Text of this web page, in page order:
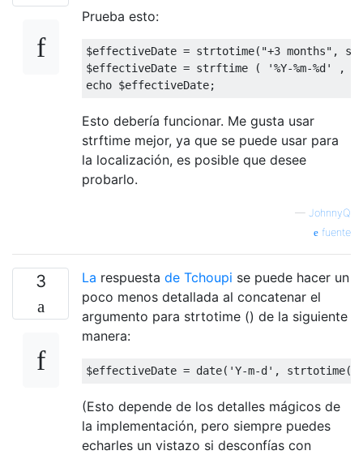
Prueba esto:
$effectiveDate = strtotime( "+3 months" ,
$effectiveDate = strftime (
'%Y-%m-%d'
echo
Esto debería funcionar. Me gusta usar
strftime mejor, ya que se puede usar para
la localización, es posible que desee
probarlo.
— JohnnyQ
fuente
3 La respuesta de Tchoupi se puede hacer un
poco menos detallada al concatenar el
argumento para strtotime () de la siguiente
manera:
$effectiveDate = date( 'Y-m-d' ,
(Esto depende de los detalles mágicos de
la implementación, pero siempre puedes
echarles un vistazo si desconfías con